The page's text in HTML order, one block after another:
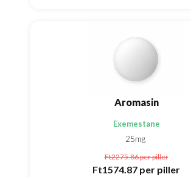
Aromasin
Exemestane
25mg
Ft2275.86per piller
Ft1574.87 per piller